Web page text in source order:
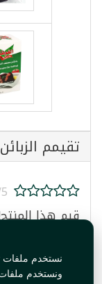
نستخدم ملفات
ونستخدم
تقيمم
قيم هذا